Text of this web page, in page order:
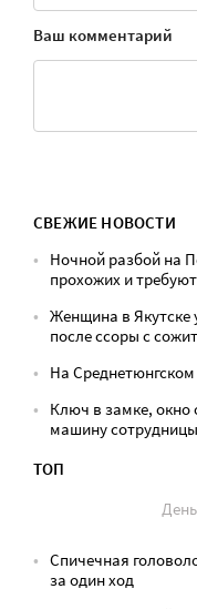
Ваш комментарий
СВЕЖИЕ НОВОСТИ
Ночной разбой на
прохожих и
Женщина в Якутске
после ссоры с
На
Ключ в замке, окно
машину
ТОП
День
Спичечная
за один ход